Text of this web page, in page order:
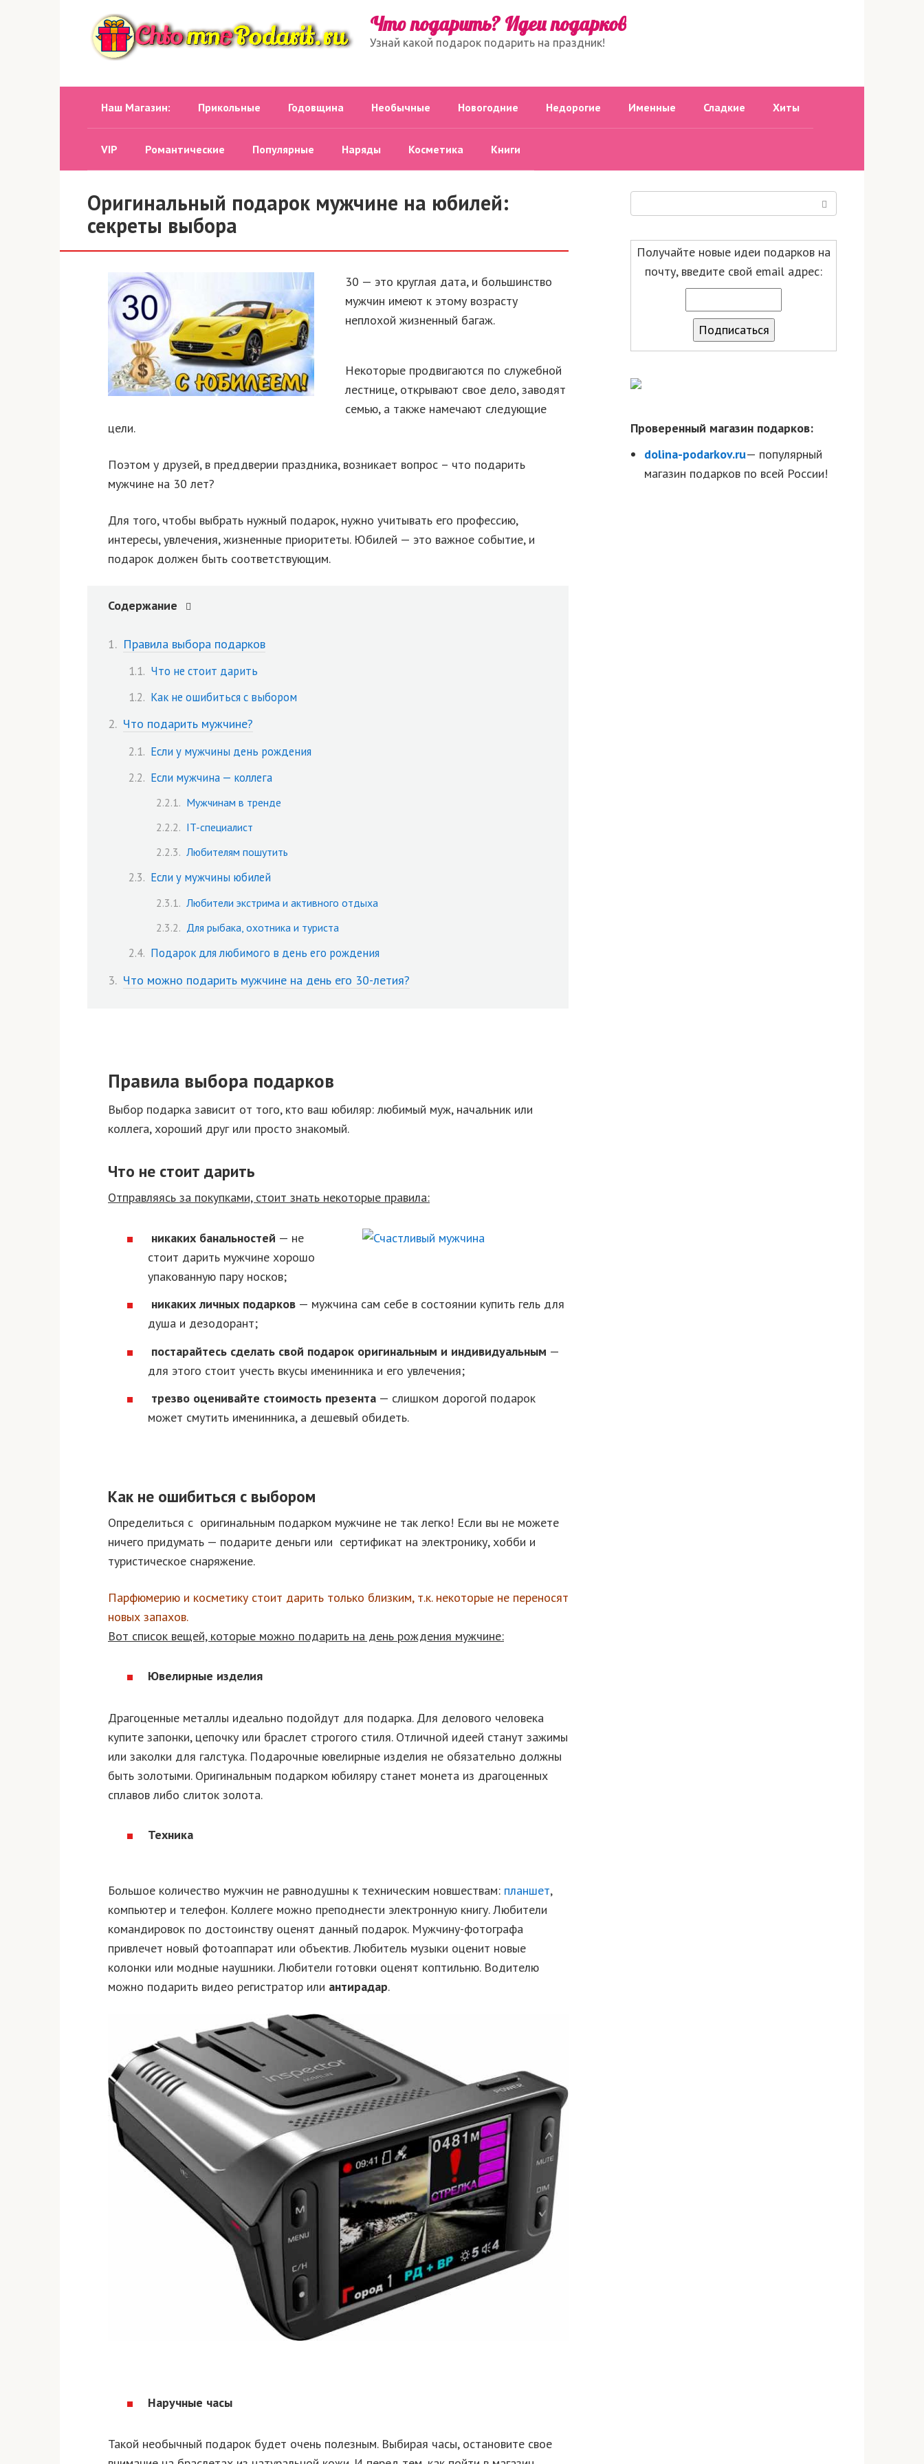
Что подарить? Идеи подарков
Узнай какой подарок подарить на праздник!
Наш Магазин: Прикольные Годовщина Необычные Новогодние Недорогие Именные Сладкие Хиты
VIP Романтические Популярные Наряды Косметика Книги
Оригинальный подарок мужчине на юбилей:
секреты выбора
30 — это круглая дата, и большинство
мужчин имеют к этому возрасту
неплохой жизненный багаж.
Некоторые продвигаются по служебной
лестнице, открывают свое дело, заводят
семью, а также намечают следующие
цели.
Поэтом у друзей, в преддверии праздника, возникает вопрос – что подарить
мужчине на 30 лет?
Для того, чтобы выбрать нужный подарок, нужно учитывать его профессию,
интересы, увлечения, жизненные приоритеты. Юбилей — это важное событие, и
подарок должен быть соответствующим.
Содержание
Правила выбора подарков
Что не стоит дарить
Как не ошибиться с выбором
Что подарить мужчине?
Если у мужчины день рождения
Если мужчина — коллега
Мужчинам в тренде
IT-специалист
Любителям пошутить
Если у мужчины юбилей
Любители экстрима и активного отдыха
Для рыбака, охотника и туриста
Подарок для любимого в день его рождения
Что можно подарить мужчине на день его 30-летия?
Правила выбора подарков
Выбор подарка зависит от того, кто ваш юбиляр: любимый муж, начальник или
коллега, хороший друг или просто знакомый.
Что не стоит дарить
Отправляясь за покупками, стоит знать некоторые правила:
никаких банальностей — не
стоит дарить мужчине хорошо
упакованную пару носков;
никаких личных подарков — мужчина сам себе в состоянии купить гель для
душа и дезодорант;
постарайтесь сделать свой подарок оригинальным и индивидуальным —
для этого стоит учесть вкусы именинника и его увлечения;
трезво оценивайте стоимость презента — слишком дорогой подарок
может смутить именинника, а дешевый обидеть.
Как не ошибиться с выбором
Определиться с оригинальным подарком мужчине не так легко! Если вы не можете
ничего придумать — подарите деньги или сертификат на электронику, хобби и
туристическое снаряжение.
Парфюмерию и косметику стоит дарить только близким, т.к. некоторые не переносят
новых запахов.
Вот список вещей, которые можно подарить на день рождения мужчине:
Ювелирные изделия
Драгоценные металлы идеально подойдут для подарка. Для делового человека
купите запонки, цепочку или браслет строгого стиля. Отличной идеей станут зажимы
или заколки для галстука. Подарочные ювелирные изделия не обязательно должны
быть золотыми. Оригинальным подарком юбиляру станет монета из драгоценных
сплавов либо слиток золота.
Техника
Большое количество мужчин не равнодушны к техническим новшествам: планшет,
компьютер и телефон. Коллеге можно преподнести электронную книгу. Любители
командировок по достоинству оценят данный подарок. Мужчину-фотографа
привлечет новый фотоаппарат или объектив. Любитель музыки оценит новые
колонки или модные наушники. Любители готовки оценят коптильню. Водителю
можно подарить видео регистратор или антирадар.
Наручные часы
Такой необычный подарок будет очень полезным. Выбирая часы, остановите свое
Получайте новые идеи подарков на
почту, введите свой email адрес:
Проверенный магазин подарков:
dolina-podarkov.ru— популярный
магазин подарков по всей России!